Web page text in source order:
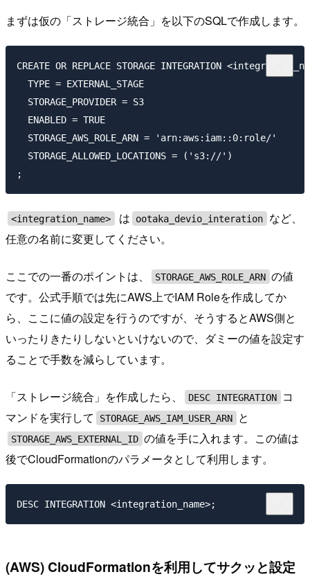
まずは仮の「ストレージ統合」を以下のSQLで作成します。
CREATE OR REPLACE STORAGE INTEGRATION
  TYPE = EXTERNAL_STAGE
  STORAGE_PROVIDER = S3
  ENABLED = TRUE
  STORAGE_AWS_ROLE_ARN = 'arn:aws:iam::0:role/'
  STORAGE_ALLOWED_LOCATIONS = ('s3://')
<integration_name> は ootaka_devio_interation
など、
任意の名前に変更してください。
ここでの一番のポイントは、 STORAGE_AWS_ROLE_ARN の値
です。公式手順では先にAWS上でIAM Roleを作成してか
ら、ここに値の設定を行うのですが、そうするとAWS側と
いったりきたりしないといけないので、ダミーの値を設定す
ることで手数を減らしています。
「ストレージ統合」を作成したら、 DESC INTEGRATION
コ
マンドを実行して
STORAGE_AWS_IAM_USER_ARN と
STORAGE_AWS_EXTERNAL_ID の値を手に入れます。この値は
後でCloudFormationのパラメータとして利用します。
(AWS) CloudFormationを利用してサクッと設定